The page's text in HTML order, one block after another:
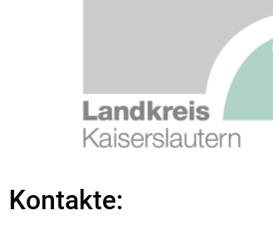
Kontakte: